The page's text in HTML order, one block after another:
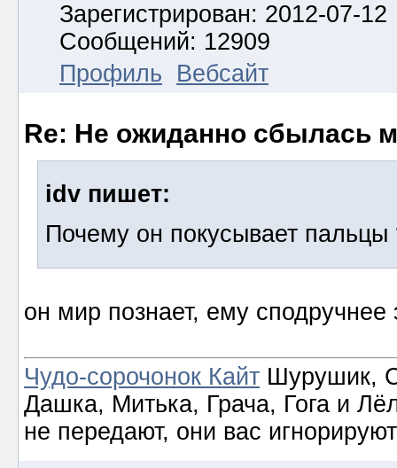
Зарегистрирован: 2012-07-12
Сообщений: 12909
Профиль
Вебсайт
Re: Не ожиданно сбылась
idv пишет:
Почему он покусывает пальцы
он мир познает, ему
Чудо-сорочонок Кайт Шурушик,
Дашка, Митька, Грача, Гога и
не передают, они вас игнорируют